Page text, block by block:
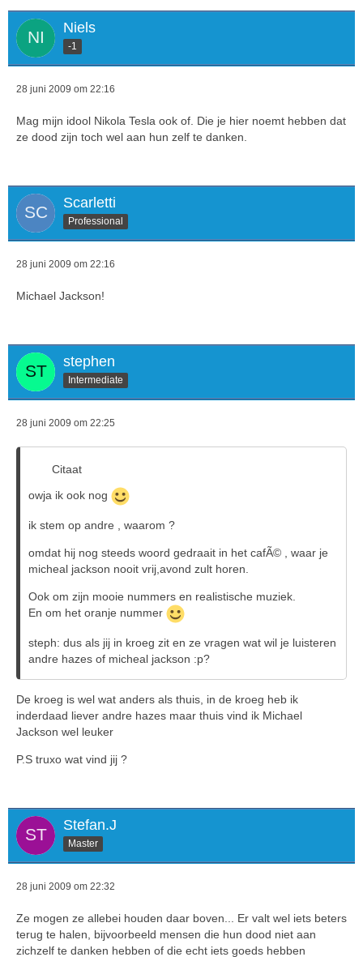
Niels
-1
28 juni 2009 om 22:16
Mag mijn idool Nikola Tesla ook of. Die je hier noemt hebben dat
ze dood zijn toch wel aan hun zelf te danken.
Scarletti
Professional
28 juni 2009 om 22:16
Michael Jackson!
stephen
Intermediate
28 juni 2009 om 22:25
Citaat
owja ik ook nog
ik stem op andre , waarom ?
omdat hij nog steeds woord gedraait in het cafÃ© , waar je
micheal jackson nooit vrij,avond zult horen.
Ook om zijn mooie nummers en realistische muziek.
En om het oranje nummer
steph: dus als jij in kroeg zit en ze vragen wat wil je luisteren
andre hazes of micheal jackson :p?
De kroeg is wel wat anders als thuis, in de kroeg heb ik
inderdaad liever andre hazes maar thuis vind ik Michael
Jackson wel leuker
P.S truxo wat vind jij ?
Stefan.J
Master
28 juni 2009 om 22:32
Ze mogen ze allebei houden daar boven... Er valt wel iets beters
terug te halen, bijvoorbeeld mensen die hun dood niet aan
zichzelf te danken hebben of die echt iets goeds hebben